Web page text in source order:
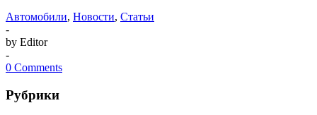
Автомобили, Новости, Статьи
-
by Editor
-
0 Comments
Рубрики